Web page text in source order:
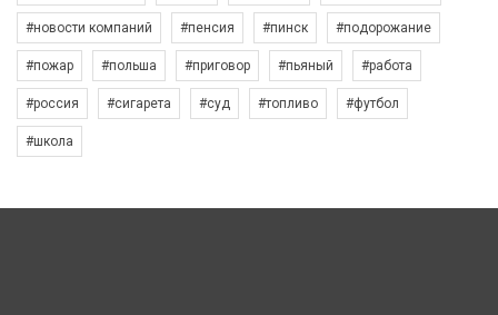
#новости компаний #пенсия #пинск #подорожание
#пожар #польша #приговор #пьяный #работа
#россия #сигарета #суд #топливо #футбол
#школа